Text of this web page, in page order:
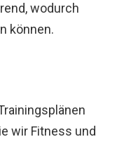
wodurch
können.
wir Fitness und